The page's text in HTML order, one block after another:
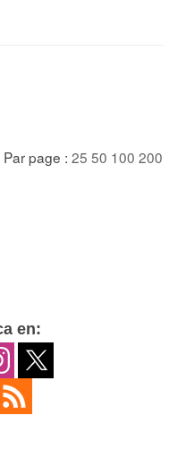
Par page : 25 50 100 200
en: